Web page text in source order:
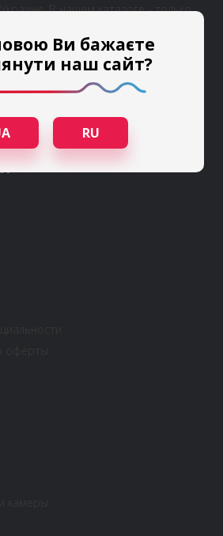
Украине. В нашем каталоге - только
(корпус Б), 2-й этаж, г. Киев
Ви бажаєте
наш сайт?
RU